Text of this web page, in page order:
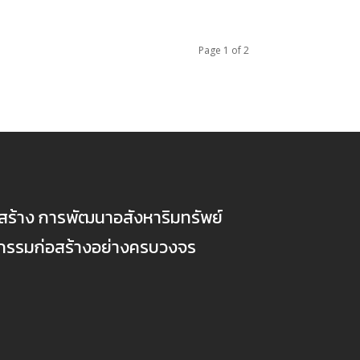
Page 1 of 2
สร้าง การพัฒนาอสังหาริมทรัพย์
รมก่อสร้างอย่างครบวงจร